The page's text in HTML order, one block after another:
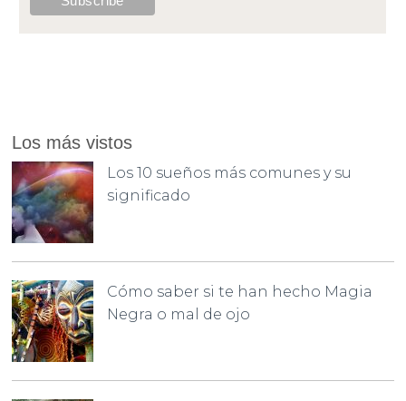
Los más vistos
Los 10 sueños más comunes y su
significado
Cómo saber si te han hecho Magia
Negra o mal de ojo